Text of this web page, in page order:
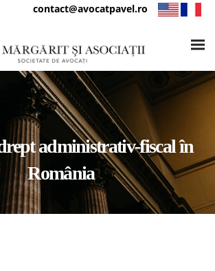
contact@avocatpavel.ro
administrativ-fiscal în
România